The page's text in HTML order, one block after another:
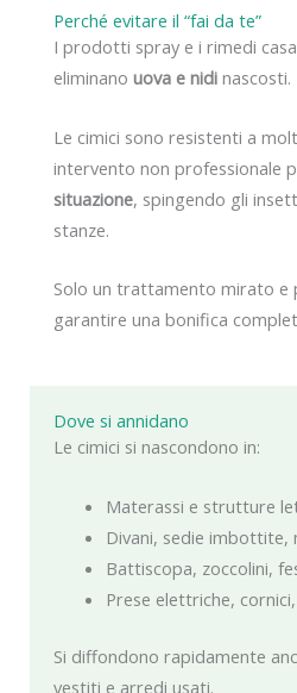
Dove si annidano
Le cimici si nascondono in:
Materassi e strutture
Divani, sedie imbottite,
Battiscopa, zoccolini,
Prese elettriche,
Si diffondono rapidamente
vestiti e arredi usati.
Perché evitare il “fai da te”
I prodotti spray e i rimedi
eliminano uova e nidi nascosti.
Le cimici sono resistenti a
intervento non professionale
situazione, spingendo gli
stanze.
Solo un trattamento mirato e
garantire una bonifica